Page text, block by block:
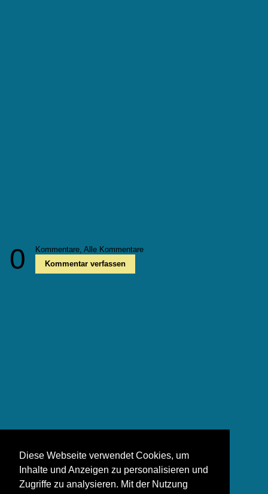
0 Kommentare, Alle Kommentare
Kommentar verfassen
Diese Webseite verwendet Cookies, um
Inhalte und Anzeigen zu personalisieren und
Zugriffe zu analysieren. Mit der Nutzung